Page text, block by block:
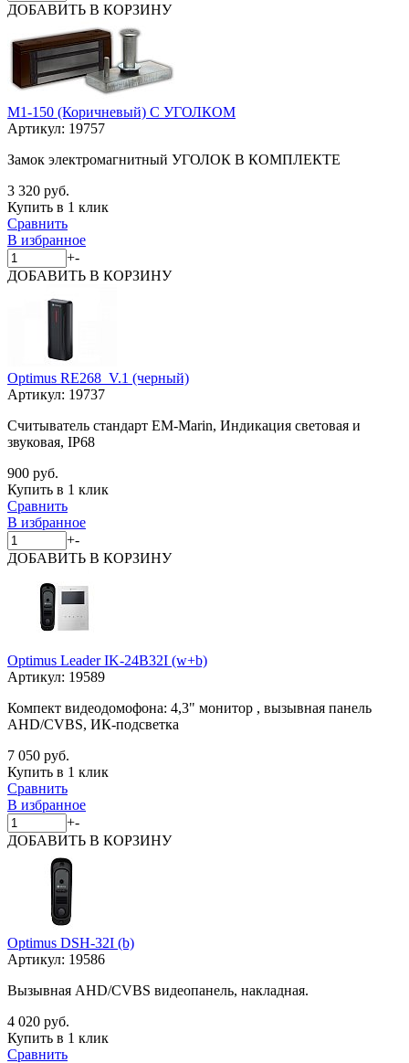
ДОБАВИТЬ В КОРЗИНУ
M1-150 (Коричневый) С УГОЛКОМ
Артикул: 19757
Замок электромагнитный УГОЛОК В КОМПЛЕКТЕ
3 320 руб.
Купить в 1 клик
Сравнить
В избранное
+-
ДОБАВИТЬ В КОРЗИНУ
Optimus RE268_V.1 (черный)
Артикул: 19737
Считыватель стандарт EM-Marin, Индикация световая и
звуковая, IP68
900 руб.
Купить в 1 клик
Сравнить
В избранное
+-
ДОБАВИТЬ В КОРЗИНУ
Optimus Leader IK-24B32I (w+b)
Артикул: 19589
Компект видеодомофона: 4,3" монитор , вызывная панель
AHD/CVBS, ИК-подсветка
7 050 руб.
Купить в 1 клик
Сравнить
В избранное
+-
ДОБАВИТЬ В КОРЗИНУ
Optimus DSH-32I (b)
Артикул: 19586
Вызывная AHD/CVBS видеопанель, накладная.
4 020 руб.
Купить в 1 клик
Сравнить